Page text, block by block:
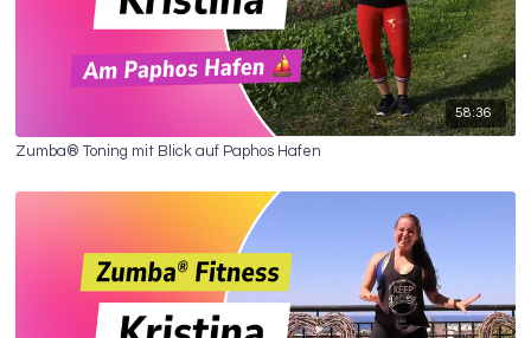
58:36
Zumba® Toning mit Blick auf Paphos Hafen